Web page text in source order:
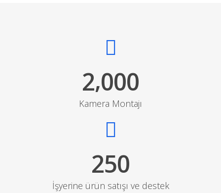
2,000
Kamera Montajı
250
İşyerine ürün satışı ve destek